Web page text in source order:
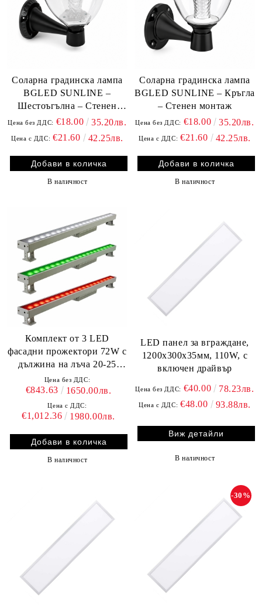
Соларна градинска лампа
BGLED SUNLINE –
Шестоъгълна – Стенен
монтаж
Цена без ДДС: €18.00 35.20лв.
Цена с ДДС: €21.60 42.25лв.
В наличност
Соларна градинска лампа
BGLED SUNLINE – Кръгла
– Стенен монтаж
Цена без ДДС: €18.00 35.20лв.
Цена с ДДС: €21.60 42.25лв.
В наличност
Комплект от 3 LED
фасадни прожектори 72W с
дължина на лъча 20-25
метра
Цена без ДДС:
€843.63 1650.00лв.
Цена с ДДС:
€1,012.36 1980.00лв.
В наличност
LED панел за вграждане,
1200х300х35мм, 110W, с
включен драйвър
Цена без ДДС: €40.00 78.23лв.
Цена с ДДС: €48.00 93.88лв.
Виж детайли
В наличност
-30%